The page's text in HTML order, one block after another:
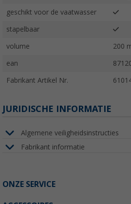
geschikt voor de vaatwasser
stapelbaar
volume 200
ean
Fabrikant Artikel Nr.
JURIDISCHE INFORMATIE
Algemene veiligheidsinstructies
Fabrikant informatie
ONZE SERVICE